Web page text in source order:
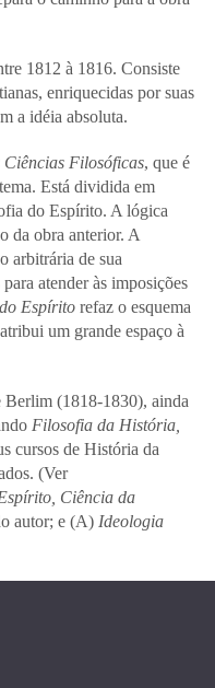
1812 à 1816. Consiste
enriquecidas por suas
a idéia absoluta.
Filosóficas, que é
Está dividida em
do Espírito. A lógica
da obra anterior. A
arbitrária de sua
atender às imposições
Espírito refaz o esquema
um grande espaço à
Berlim (1818-1830), ainda
Filosofia da História,
cursos de História da
(Ver
Ciência da
autor; e (A) Ideologia